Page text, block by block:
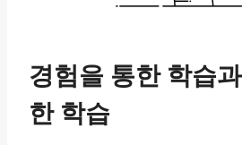
경험을 통한 학습
한 학습